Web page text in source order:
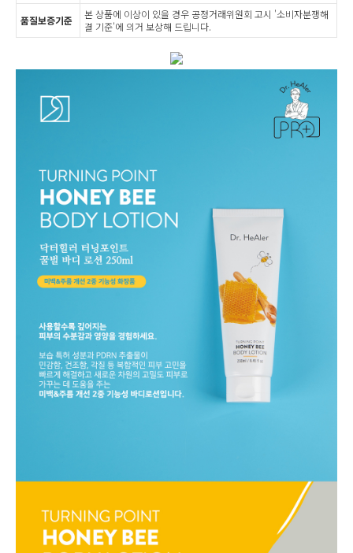
품질보증기준
본 상품에 이상이 있을 경우 공정거래위원회 고시 '소비자분쟁해
결 기준'에 의거 보상해 드립니다.